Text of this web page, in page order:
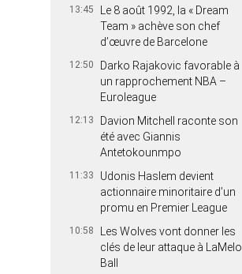
13:45
Le 8 août 1992, la « Dream
Team » achève son chef
d’œuvre de Barcelone
12:50
Darko Rajakovic favorable à
un rapprochement NBA –
Euroleague
12:13
Davion Mitchell raconte son
été avec Giannis
Antetokounmpo
11:33
Udonis Haslem devient
actionnaire minoritaire d’un
promu en Premier League
10:58
Les Wolves vont donner les
clés de leur attaque à LaMelo
Ball